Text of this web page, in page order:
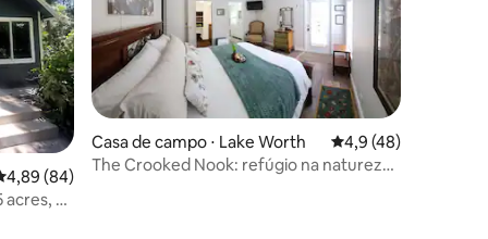
de uma avaliação média de 5, 84 avaliações
4,89 (84)
acres, a
Casa de campo ⋅ Lake Worth 4,9 de uma
4,9 (48)
The Crooked Nook: refúgio na natureza